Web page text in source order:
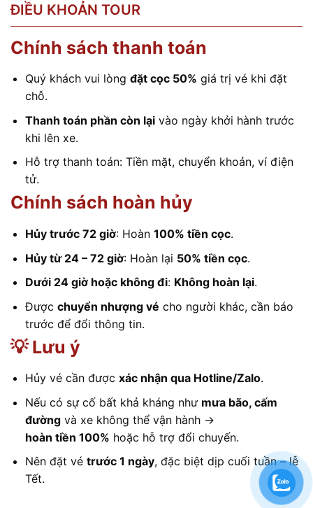
ĐIỀU KHOẢN TOUR
Chính sách thanh toán
Quý khách vui lòng đặt cọc 50% giá trị vé khi đặt
chỗ.
Thanh toán phần còn lạivào ngày khởi hành trước
khi lên xe.
Hỗ trợ thanh toán: Tiền mặt, chuyển khoản, ví điện
tử.
Chính sách hoàn hủy
Hủy trước 72 giờ: Hoàn 100% tiền cọc.
Hủy từ 24 – 72 giờ: Hoàn lại 50% tiền cọc.
Dưới 24 giờ hoặc không đi: Không hoàn lại.
Được chuyển nhượng vé cho người khác, cần báo
trước để đổi thông tin.
💡 Lưu ý
Hủy vé cần được xác nhận qua Hotline/Zalo.
Nếu có sự cố bất khả kháng như mưa bão, cấm
đườngvà xe không thể vận hành →
hoàn tiền 100% hoặc hỗ trợ đổi chuyến.
Nên đặt vé trước 1 ngày, đặc biệt dịp cuối tuần – lễ
Tết.